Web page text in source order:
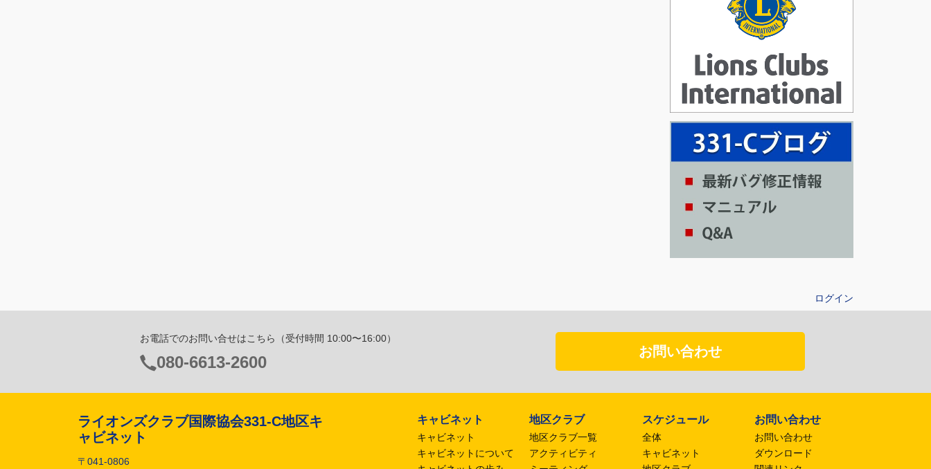
ログイン
お電話でのお問い合せはこちら （受付時間 10:00〜16:00）
電
番
号：
080-6613-2600
お問い合わせ
ライオンズクラブ国際協会331-C地区キ
ャビネット
〒041-0806
キャビネット
キャビネット
キャビネットについて
地区クラブ
地区クラブ一覧
アクティビティ
スケジュール
全体
キャビネット
お問い合わせ
お問い合わせ
ダウンロード